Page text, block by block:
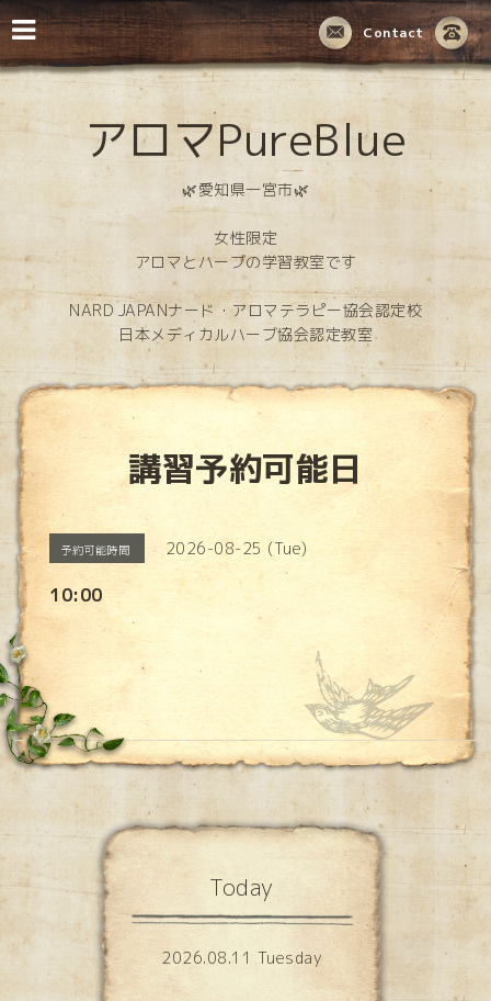
Contact
アロマPureBlue
🌿愛知県一宮市🌿
女性限定
アロマとハーブの学習教室です
NARD JAPANナード・アロマテラピー協会認定校
日本メディカルハーブ協会認定教室
講習予約可能日
予約可能時間 2026-08-25 (Tue)
10:00
Today
2026.08.11 Tuesday